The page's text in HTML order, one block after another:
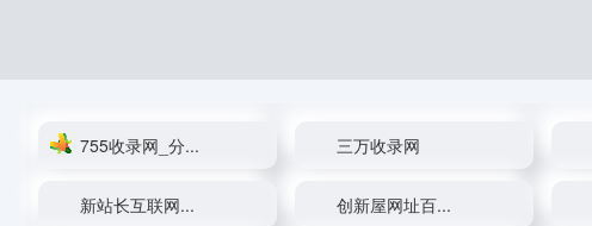
755收录网_分... 三万收录网
新站长互联网... 创新屋网址百...